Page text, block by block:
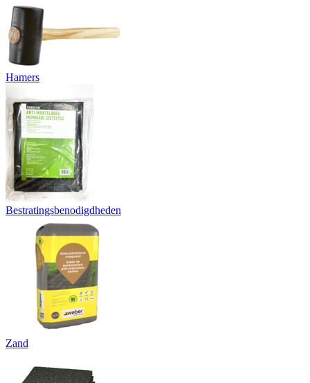
Hamers
Bestratingsbenodigdheden
Zand